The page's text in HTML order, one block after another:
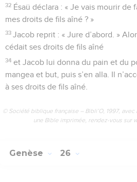
32 Ésaü déclara : « Je vais mourir de
mes droits de fils aîné ? »
33 Jacob reprit : « Jure d’abord. »
cédait ses droits de fils aîné
34 et Jacob lui donna du pain et du
mangea et but, puis s’en alla. Il
à ses droits de fils aîné.
© Société biblique française – Bibli’O, 1997,
une Bible imprimée, rendez-vous sur
Genèse 26